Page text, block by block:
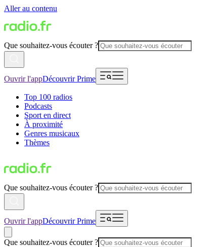
Aller au contenu
Que souhaitez-vous écouter ?
Ouvrir l'appDécouvrir Prime
Top 100 radios
Podcasts
Sport en direct
À proximité
Genres musicaux
Thèmes
Que souhaitez-vous écouter ?
Ouvrir l'appDécouvrir Prime
Que souhaitez-vous écouter ?